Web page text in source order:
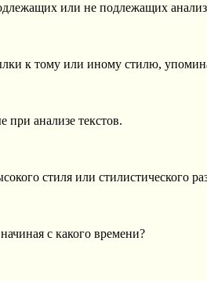
или не подлежащих
к тому или иному стилю,
при анализе текстов.
стиля или стилистического
с какого времени?